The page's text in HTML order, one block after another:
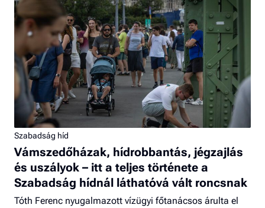
Szabadság híd
Vámszedőházak, hídrobbantás, jégzajlás
és uszályok – itt a teljes története a
Szabadság hídnál láthatóvá vált roncsnak
Tóth Ferenc nyugalmazott vízügyi főtanácsos árulta el